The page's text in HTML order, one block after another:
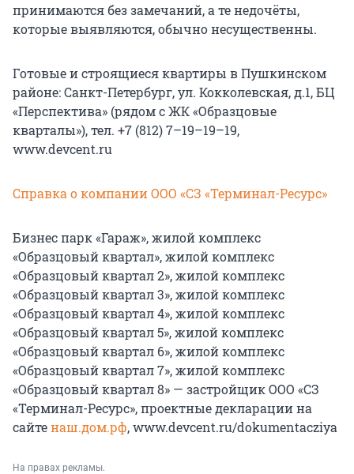
принимаются без замечаний, а те недочёты,
которые выявляются, обычно несущественны.
Готовые и строящиеся квартиры в Пушкинском
районе: Санкт-Петербург, ул. Кокколевская, д.1, БЦ
«Перспектива» (рядом с ЖК «Образцовые
кварталы»), тел. +7 (812) 7–19–19–19,
www.devcent.ru
Справка о компании ООО «СЗ «Терминал-Ресурс»
Бизнес парк «Гараж», жилой комплекс
«Образцовый квартал», жилой комплекс
«Образцовый квартал 2», жилой комплекс
«Образцовый квартал 3», жилой комплекс
«Образцовый квартал 4», жилой комплекс
«Образцовый квартал 5», жилой комплекс
«Образцовый квартал 6», жилой комплекс
«Образцовый квартал 7», жилой комплекс
«Образцовый квартал 8» — застройщик ООО «СЗ
«Терминал-Ресурс», проектные декларации на
сайтенаш.дом.рф, www.devcent.ru/dokumentacziya
На правах рекламы.